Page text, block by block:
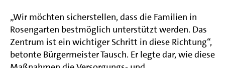
„Wir möchten sicherstellen, dass die Familien in
Rosengarten bestmöglich unterstützt werden. Das
Zentrum ist ein wichtiger Schritt in diese Richtung“,
betonte Bürgermeister Tausch. Er legte dar, wie diese